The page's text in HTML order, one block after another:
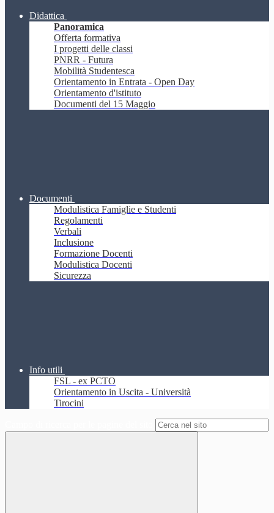
Didattica
Panoramica
Offerta formativa
I progetti delle classi
PNRR - Futura
Mobilità Studentesca
Orientamento in Entrata - Open Day
Orientamento d'istituto
Documenti del 15 Maggio
Documenti
Modulistica Famiglie e Studenti
Regolamenti
Verbali
Inclusione
Formazione Docenti
Modulistica Docenti
Sicurezza
Info utili
FSL - ex PCTO
Orientamento in Uscita - Università
Tirocini